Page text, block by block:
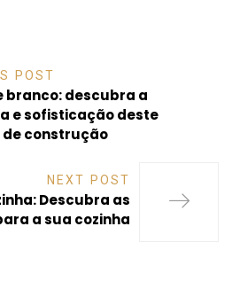
POST
branco: descubra a
e sofisticação deste
construção
NEXT POST
Descubra as
a sua cozinha